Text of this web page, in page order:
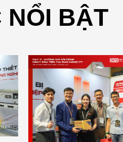
NỔI BẬT